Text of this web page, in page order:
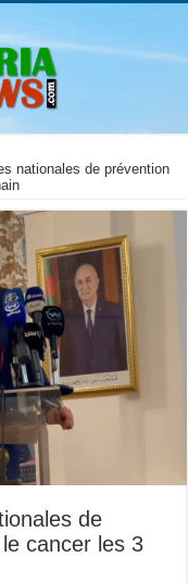
nationales de prévention
de
cancer les 3